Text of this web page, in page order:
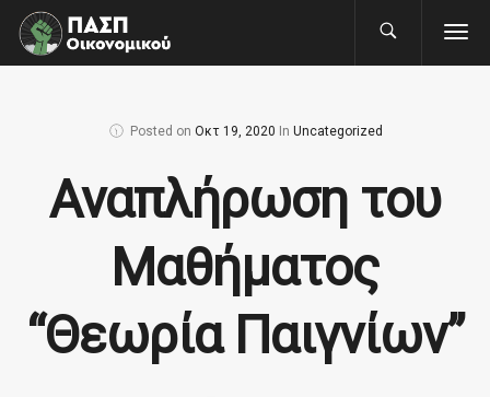
Posted on Οκτ 19, 2020 In Uncategorized
Αναπλήρωση του
Μαθήματος
“Θεωρία Παιγνίων”